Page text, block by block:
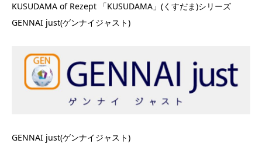
KUSUDAMA of Rezept 「KUSUDAMA」(くすだま)シリーズ
GENNAI just(ゲンナイジャスト)
GENNAI just(ゲンナイジャスト)